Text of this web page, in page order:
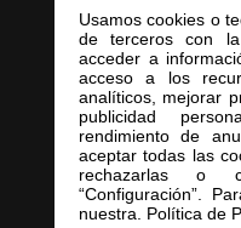
Usamos cookies o
de terceros con
acceder a
acceso a los
analíticos, mejorar
publicidad
rendimiento de
aceptar todas las
rechazarlas o
“Configuración”.
nuestra. Política de